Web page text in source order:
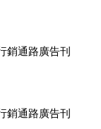
中....
銷通路廣告刊
中....
銷通路廣告刊